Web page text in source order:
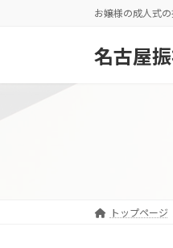
お嬢様の成人式
名古屋
トップページ